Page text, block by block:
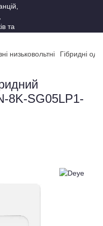
низьковольтні Гібридні
8K-SG05LP1-